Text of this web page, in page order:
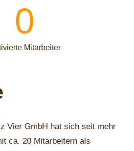
0
Mitarbeiter
Vier GmbH hat sich seit mehr
ca. 20 Mitarbeitern als